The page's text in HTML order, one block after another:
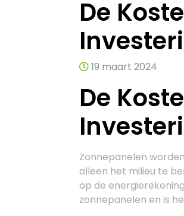
De
19 maart 2024
De
Zonnepanelen
alleen het milieu te
op de
zonnepanelen en is